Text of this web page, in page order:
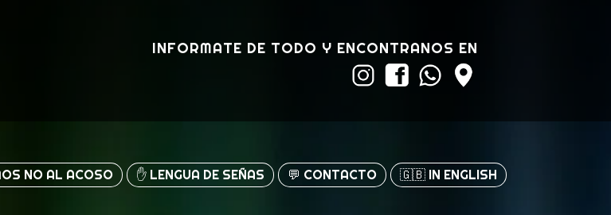
INFORMATE DE TODO Y ENCONTRANOS EN
NO AL ACOSO ✋ LENGUA DE SEÑAS 💬 CONTACTO 🇬🇧 IN ENGLISH